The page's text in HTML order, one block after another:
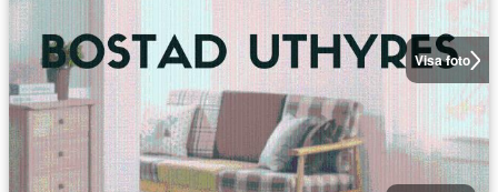
Visa foto